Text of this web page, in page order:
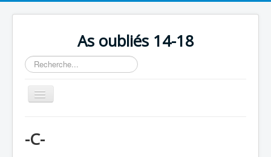
As oubliés 14-18
Rechercher
Basculer
la
Chronologie
-C-